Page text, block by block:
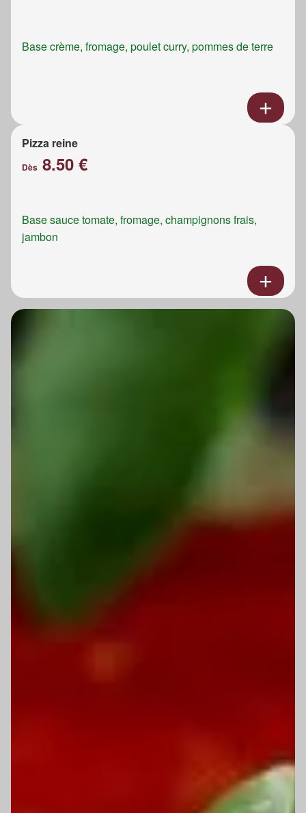
Base crème, fromage, poulet curry, pommes de terre
Pizza reine
Dès 8.50 €
Base sauce tomate, fromage, champignons frais,
jambon